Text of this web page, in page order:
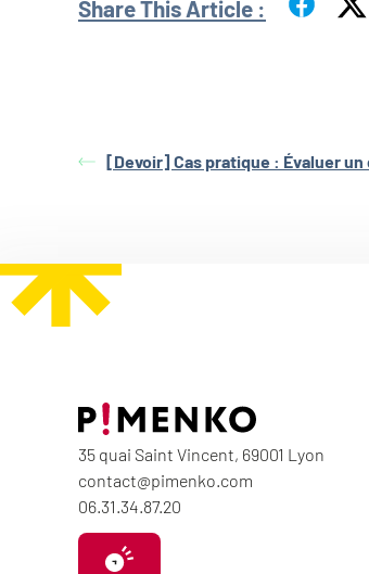
Share This Article :
[Devoir] Cas pratique : Évaluer un
35 quai Saint Vincent, 69001 Lyon
contact@pimenko.com
06.31.34.87.20